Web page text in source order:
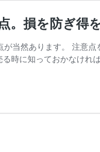
。損を防ぎ得
当然あります。 注意
る時に知っておかなけ